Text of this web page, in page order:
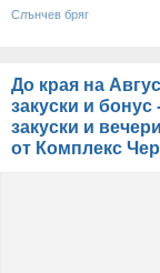
Слънчев бряг
До края на
закуски и
закуски и
от Комплекс